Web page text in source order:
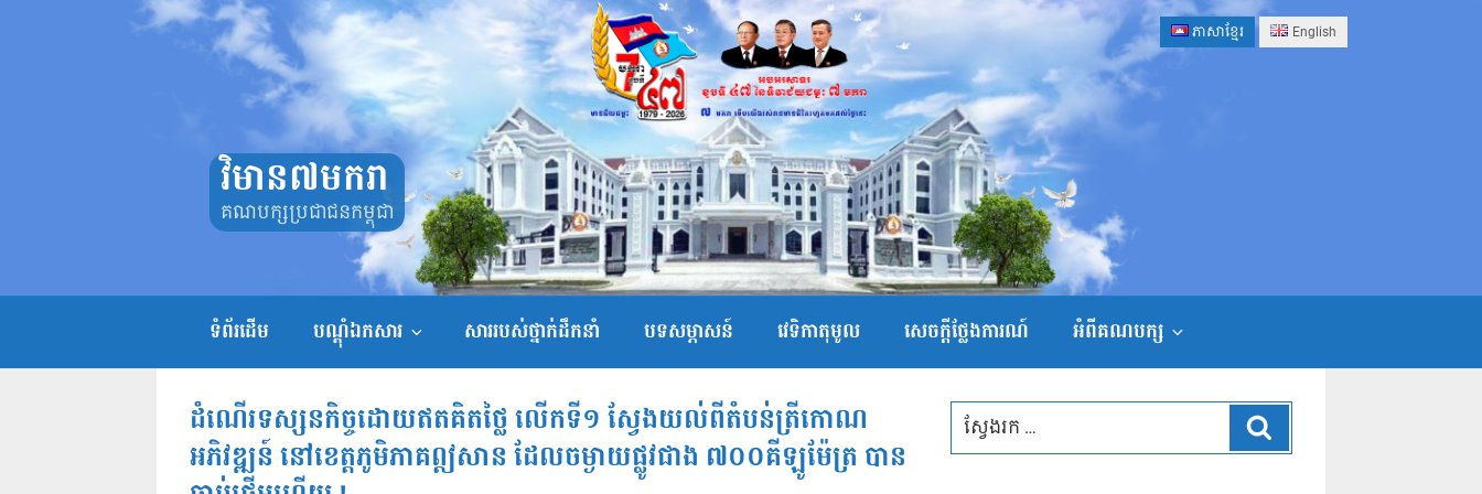
ភាសាខ្មែរ English
វិមាន៧មករា
គណបក្សប្រជាជនកម្ពុជា
ទំព័រដើម បណ្តុំឯកសារ សាររបស់ថ្នាក់ដឹកនាំ បទសម្ភាសន៍ វេទិកាតុមូល សេចក្ដីថ្លែងការណ៍ អំពីគណបក្ស
ដំណើរទស្សនកិច្ចដោយឥតគិតថ្លៃ លើកទី១ ស្វែងយល់ពីតំបន់ត្រីកោណ
អភិវឌ្ឍន៍ នៅខេត្តភូមិភាគឦសាន ដែលចម្ងាយផ្លូវជាង ៧០០គីឡូម៉ែត្រ បាន